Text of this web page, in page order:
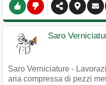
Saro
Saro Verniciature -
aria compressa di pezzi